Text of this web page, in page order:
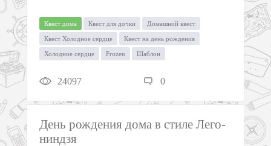
Квест дома Квест для дочки Домашний квест
Квест Холодное сердце Квест на день рождения
Холодное сердце Frozen Шаблон
24097 0
День рождения дома в стиле Лего-
ниндзя